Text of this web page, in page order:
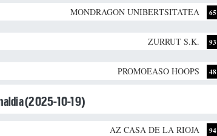
MONDRAGON UNIBERTSITATEA 65
ZURRUT S.K. 93
PROMOEASO HOOPS 48
(2025-10-19)
AZ CASA DE LA RIOJA 94